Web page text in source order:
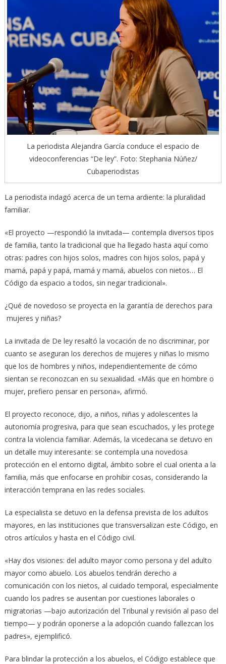
La periodista Alejandra García conduce el espacio de
videoconferencias “De ley”. Foto: Stephania Núñez/
Cubaperiodistas
La periodista indagó acerca de un tema ardiente: la pluralidad
familiar.
«El proyecto —respondió la invitada— contempla diversos tipos
de familia, tanto la tradicional que ha llegado hasta aquí como
otras: padres con hijos solos, madres con hijos solos, papá y
mamá, papá y papá, mamá y mamá, abuelos con nietos… El
Código da espacio a todos, sin negar tradicional».
¿Qué de novedoso se proyecta en la garantía de derechos para
mujeres y niñas?
La invitada de De ley resaltó la vocación de no discriminar, por
cuanto se aseguran los derechos de mujeres y niñas lo mismo
que los de hombres y niños, independientemente de cómo
sientan se reconozcan en su sexualidad. «Más que en hombre o
mujer, prefiero pensar en persona», afirmó.
El proyecto reconoce, dijo, a niños, niñas y adolescentes la
autonomía progresiva, para que sean escuchados, y les protege
contra la violencia familiar. Además, la vicedecana se detuvo en
un detalle muy interesante: se contempla una novedosa
protección en el entorno digital, ámbito sobre el cual orienta a la
familia, más que enfocarse en prohibir cosas, considerando la
interacción temprana en las redes sociales.
La especialista se detuvo en la defensa prevista de los adultos
mayores, en las instituciones que transversalizan este Código, en
otros artículos y hasta en el Código civil.
«Hay dos visiones: del adulto mayor como persona y del adulto
mayor como abuelo. Los abuelos tendrán derecho a
comunicación con los nietos, al cuidado temporal, especialmente
cuando los padres se ausentan por cuestiones laborales o
migratorias —bajo autorización del Tribunal y revisión al paso del
tiempo— y podrán oponerse a la adopción cuando fallezcan los
padres», ejemplificó.
Para blindar la protección a los abuelos, el Código establece que